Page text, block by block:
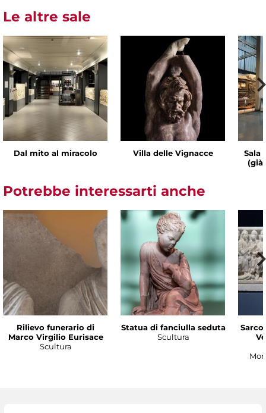
Le altre sale
Dal mito al miracolo Villa delle Vignacce
Sala
(già
Potrebbe interessarti anche
Rilievo funerario di
Marco Virgilio Eurisace
Scultura
Statua di fanciulla seduta
Scultura